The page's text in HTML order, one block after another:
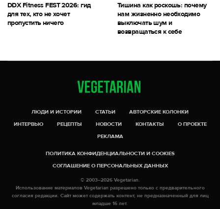
DDX Fitness FEST 2026: гид
для тех, кто не хочет
пропустить ничего
Тишина как роскошь: почему
нам жизненно необходимо
выключать шум и
возвращаться к себе
ЛЮДИ И ИСТОРИИ СТАТЬИ
АВТОРСКИЕ КОЛОНКИ
ИНТЕРВЬЮ
РЕЦЕПТЫ НОВОСТИ КОНТАКТЫ
О ПРОЕКТЕ
РЕКЛАМА
ПОЛИТИКА КОНФИДЕНЦИАЛЬНОСТИ И COOKIES
СОГЛАШЕНИЕ О ПЕРСОНАЛЬНЫХ ДАННЫХ
© 2003–2026 Vegetarian.
Использование материалов Vegetarian разрешено только с предварительного
согласия редакции. Сайт может содержать контент, не предназначенный для лиц
младше 16 лет.